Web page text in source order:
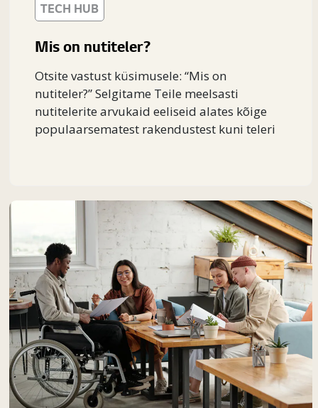
TECH HUB
Mis on nutiteler?
Otsite vastust küsimusele: “Mis on
nutiteler?” Selgitame Teile meelsasti
nutitelerite arvukaid eeliseid alates kõige
populaarsematest rakendustest kuni teleri